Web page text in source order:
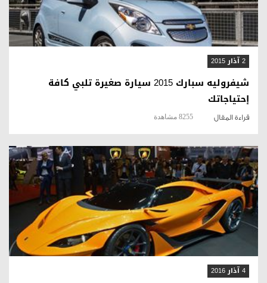
2 آذار 2015
شيفروليه سبارك 2015 سيارة صغيرة تلبي كافة
إحتياجاتك
قراءة المقال 8255 مشاهدة
قراءة المقال
4 آذار 2016